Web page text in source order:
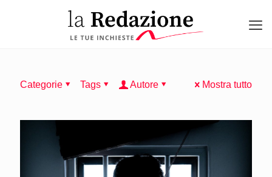
Categorie Tags Autore Mostra tutto